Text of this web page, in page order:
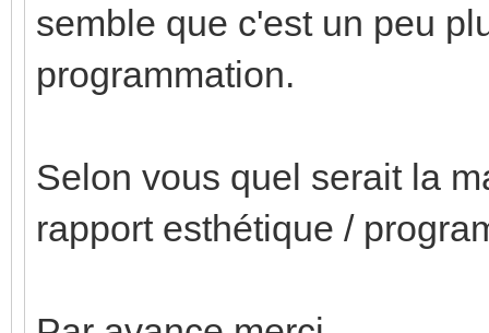
semble que c'est un peu
programmation.
Selon vous quel serait la
rapport esthétique /